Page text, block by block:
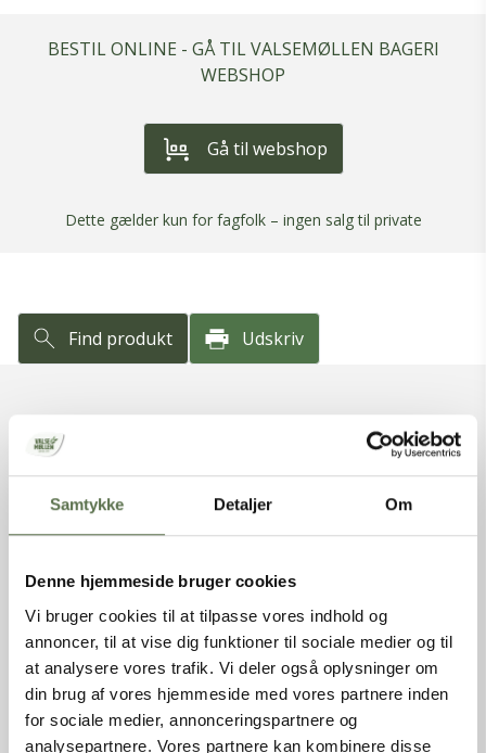
Samtykke Detaljer Om
Denne hjemmeside bruger cookies
Vi bruger cookies til at tilpasse vores indhold og
annoncer, til at vise dig funktioner til sociale medier og til
at analysere vores trafik. Vi deler også oplysninger om
din brug af vores hjemmeside med vores partnere inden
for sociale medier, annonceringspartnere og
analysepartnere. Vores partnere kan kombinere disse
BESTIL ONLINE - GÅ TIL VALSEMØLLEN BAGERI
WEBSHOP
Gå til webshop
Dette gælder kun for fagfolk – ingen salg til private
Find produkt Udskriv
VAREFAKTA
Varenavn
Græskarkerner
Nettovægt
12,5 kg
Varemærke
Valsemøllen A/S
EAN (stk)
05701075109821
Emballage
Sæk
Holdbarhed (uåbnet)
360 dage
INGREDIENSER